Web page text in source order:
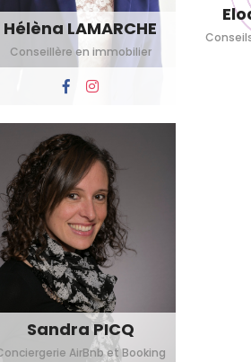
Hélèna LAMARCHE
Conseillère en immobilier
Sandra PICQ
AirBnb et Booking